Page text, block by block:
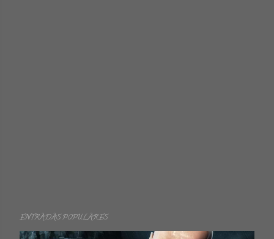
ENTRADAS POPULARES